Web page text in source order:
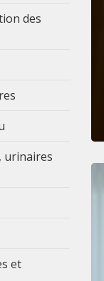
des
urinaires
et